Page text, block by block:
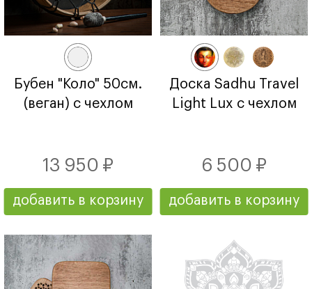
Бубен "Коло" 50см.
(веган) с чехлом
13 950 ₽
добавить в корзину
Доска Sadhu Travel
Light Lux с чехлом
6 500 ₽
добавить в корзину